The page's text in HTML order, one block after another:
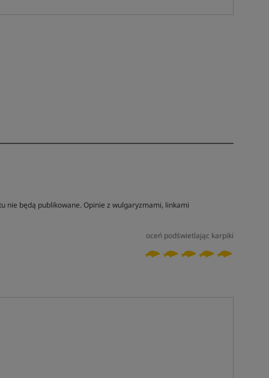
nie będą publikowane. Opinie z wulgaryzmami, linkami
oceń podświetlając karpiki